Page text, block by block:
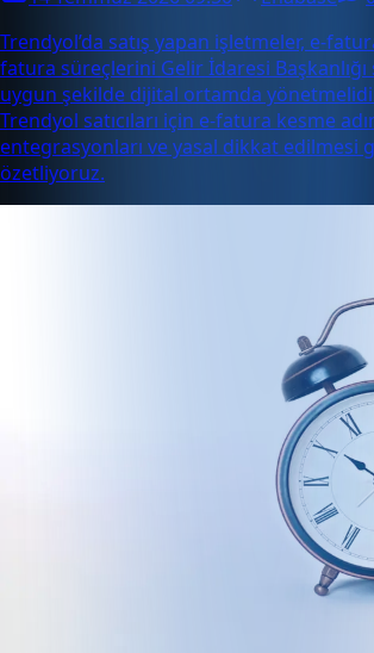
Trendyol’da satış yapan işletmeler, e-
fatura süreçlerini Gelir İdaresi
uygun şekilde dijital ortamda
Trendyol satıcıları için e-fatura kesme
entegrasyonları ve yasal dikkat edilmesi
özetliyoruz.